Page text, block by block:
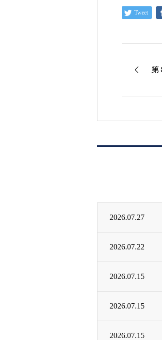
Tweet
第
2026.07.27
2026.07.22
2026.07.15
2026.07.15
2026.07.15